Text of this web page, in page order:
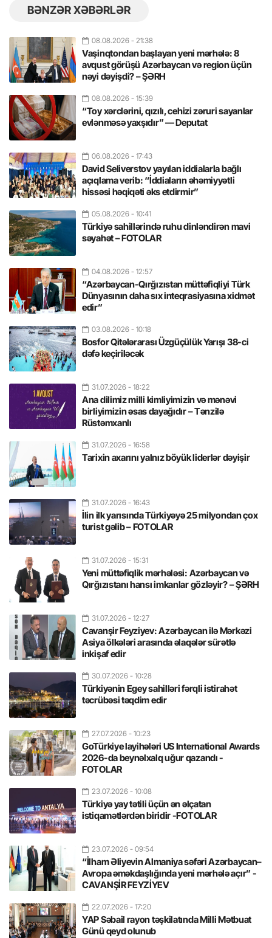
BƏNZƏR XƏBƏRLƏR
08.08.2026 - 21:38
Vaşinqtondan başlayan yeni mərhələ: 8
avqust görüşü Azərbaycan və region üçün
nəyi dəyişdi? – ŞƏRH
08.08.2026 - 15:39
“Toy xərclərini, qızılı, cehizi zəruri sayanlar
evlənməsə yaxşıdır” — Deputat
06.08.2026 - 17:43
David Seliverstov yayılan iddialarla bağlı
açıqlama verib: “İddiaların əhəmiyyətli
hissəsi həqiqəti əks etdirmir”
05.08.2026 - 10:41
Türkiyə sahillərində ruhu dinləndirən mavi
səyahət – FOTOLAR
04.08.2026 - 12:57
“Azərbaycan-Qırğızıstan müttəfiqliyi Türk
Dünyasının daha sıx inteqrasiyasına xidmət
edir”
03.08.2026 - 10:18
Bosfor Qitələrarası Üzgüçülük Yarışı 38-ci
dəfə keçiriləcək
31.07.2026 - 18:22
Ana dilimiz milli kimliyimizin və mənəvi
birliyimizin əsas dayağıdır – Tənzilə
Rüstəmxanlı
31.07.2026 - 16:58
Tarixin axarını yalnız böyük liderlər dəyişir
31.07.2026 - 16:43
İlin ilk yarısında Türkiyəyə 25 milyondan çox
turist gəlib – FOTOLAR
31.07.2026 - 15:31
Yeni müttəfiqlik mərhələsi: Azərbaycan və
Qırğızıstanı hansı imkanlar gözləyir? – ŞƏRH
31.07.2026 - 12:27
Cavanşir Feyziyev: Azərbaycan ilə Mərkəzi
Asiya ölkələri arasında əlaqələr sürətlə
inkişaf edir
30.07.2026 - 10:28
Türkiyənin Egey sahilləri fərqli istirahət
təcrübəsi təqdim edir
27.07.2026 - 10:23
GoTürkiye layihələri US International Awards
2026-da beynəlxalq uğur qazandı -
FOTOLAR
23.07.2026 - 10:08
Türkiyə yay tətili üçün ən əlçatan
istiqamətlərdən biridir -FOTOLAR
23.07.2026 - 09:54
“İlham Əliyevin Almaniya səfəri Azərbaycan–
Avropa əməkdaşlığında yeni mərhələ açır” -
CAVANŞİR FEYZİYEV
22.07.2026 - 17:20
YAP Səbail rayon təşkilatında Milli Mətbuat
Günü qeyd olunub